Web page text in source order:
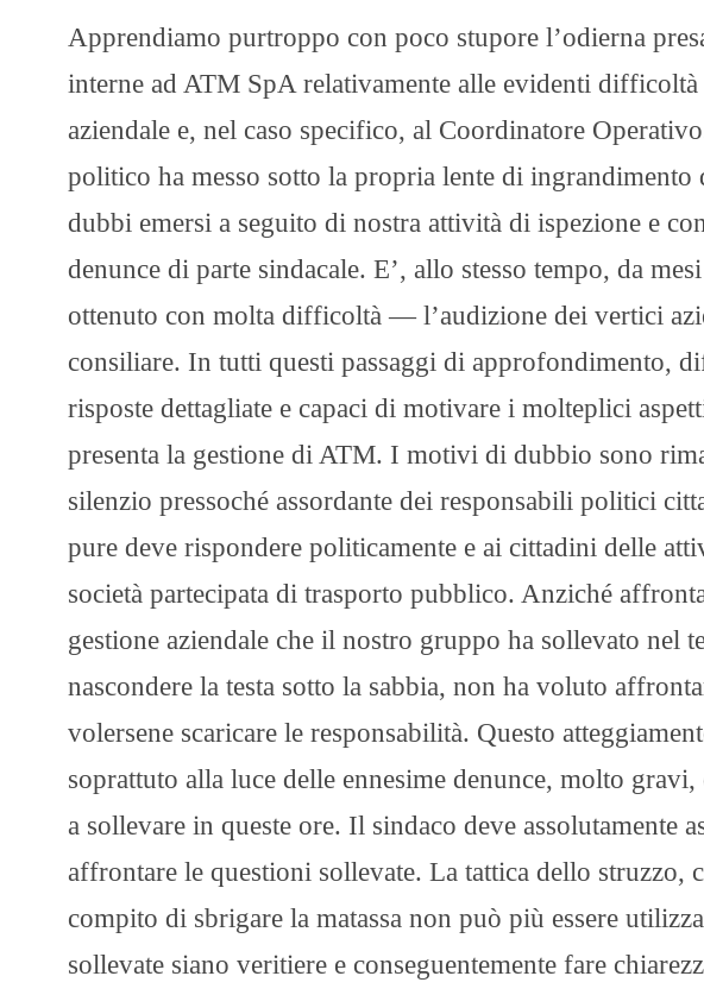
Apprendiamo purtroppo con poco stupore l’odierna
interne ad ATM SpA relativamente alle evidenti
aziendale e, nel caso specifico, al Coordinatore
politico ha messo sotto la propria lente di
dubbi emersi a seguito di nostra attività di ispezione e
denunce di parte sindacale. E’, allo stesso tempo, da
ottenuto con molta difficoltà — l’audizione dei vertici
consiliare. In tutti questi passaggi di approfondimento,
risposte dettagliate e capaci di motivare i molteplici
presenta la gestione di ATM. I motivi di dubbio sono
silenzio pressoché assordante dei responsabili politici
pure deve rispondere politicamente e ai cittadini delle
società partecipata di trasporto pubblico. Anziché
gestione aziendale che il nostro gruppo ha sollevato nel
nascondere la testa sotto la sabbia, non ha voluto
volersene scaricare le responsabilità. Questo
soprattuto alla luce delle ennesime denunce, molto
a sollevare in queste ore. Il sindaco deve assolutamente
affrontare le questioni sollevate. La tattica dello
compito di sbrigare la matassa non può più essere
sollevate siano veritiere e conseguentemente fare